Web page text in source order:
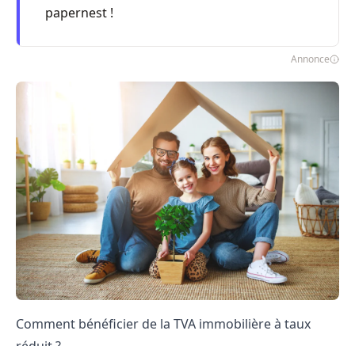
papernest !
Annonce
Comment bénéficier de la TVA immobilière à taux